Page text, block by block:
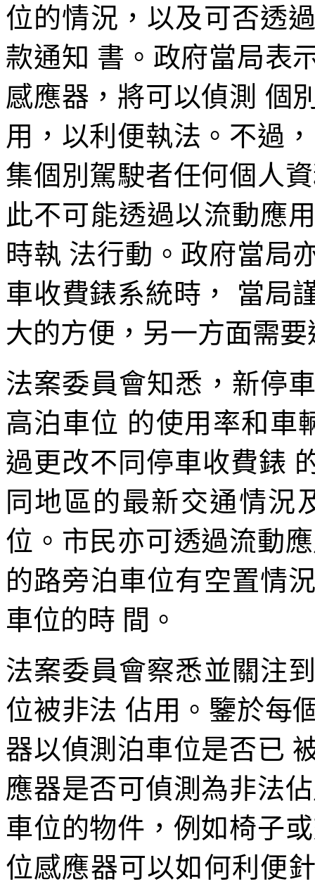
位的情況，以及可否透
款通知 書。政府當局表
感應器，將可以偵測 個
用，以利便執法。不過
集個別駕駛者任何個人
此不可能透過以流動應
時執 法行動。政府當局
車收費錶系統時， 當局
大的方便，另一方面需
法案委員會知悉，新停
高泊車位 的使用率和車
過更改不同停車收費錶
同地區的最新交通情況
位。市民亦可透過流動
的路旁泊車位有空置情
車位的時 間。
法案委員會察悉並關注
位被非法 佔用。鑒於每
器以偵測泊車位是否已
應器是否可偵測為非法
車位的物件，例如椅子
位感應器可以如何利便